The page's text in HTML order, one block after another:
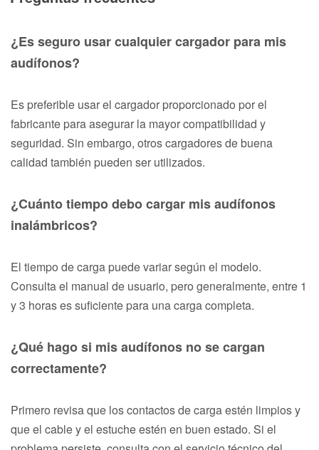
¿Es seguro usar cualquier cargador para mis
audífonos?
Es preferible usar el cargador proporcionado por el
fabricante para asegurar la mayor compatibilidad y
seguridad. Sin embargo, otros cargadores de buena
calidad también pueden ser utilizados.
¿Cuánto tiempo debo cargar mis audífonos
inalámbricos?
El tiempo de carga puede variar según el modelo.
Consulta el manual de usuario, pero generalmente, entre 1
y 3 horas es suficiente para una carga completa.
¿Qué hago si mis audífonos no se cargan
correctamente?
Primero revisa que los contactos de carga estén limpios y
que el cable y el estuche estén en buen estado. Si el